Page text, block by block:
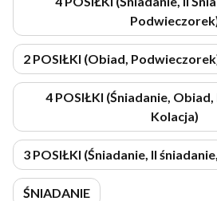
2 POSIŁKI (Obiad,
4 POSIŁKI (Śniadanie,
Kolacja)
3 POSIŁKI (Śniadanie, II
ŚNIADANIE